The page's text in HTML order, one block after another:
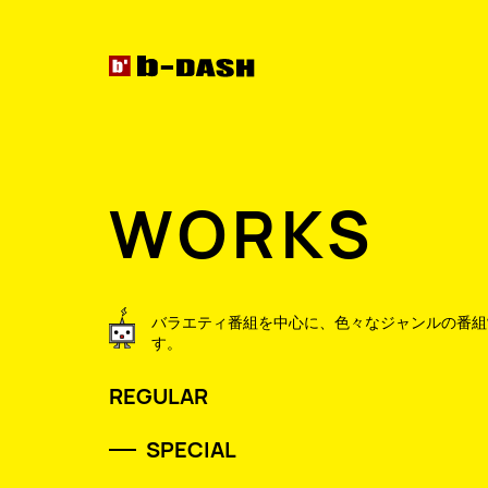
WORKS
バラエティ番組を中心に、色々なジャンルの番
す。
REGULAR
SPECIAL